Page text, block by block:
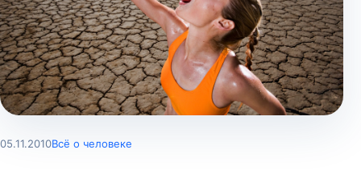
05.11.2010Всё о человеке